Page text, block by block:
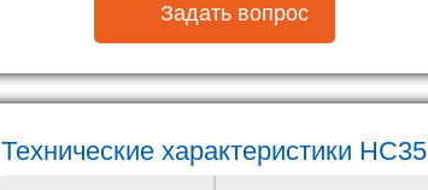
Задать вопрос
Технические характеристики HC35